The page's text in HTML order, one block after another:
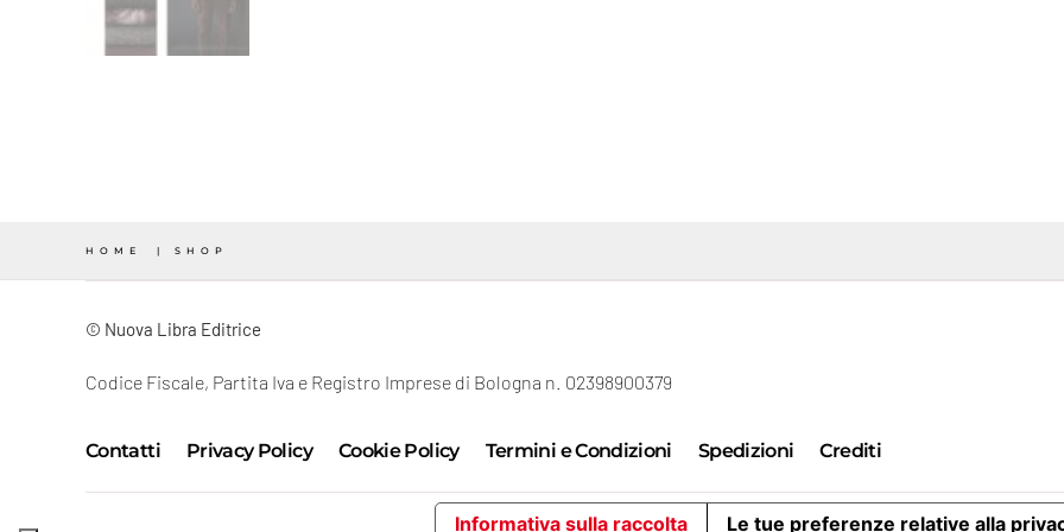
HOME SHOP
© Nuova Libra Editrice
Codice Fiscale, Partita Iva e Registro Imprese di Bologna n. 02398900379
Contatti Privacy Policy Cookie Policy Termini e Condizioni Spedizioni Crediti
Informativa sulla raccolta Le tue preferenze relative alla